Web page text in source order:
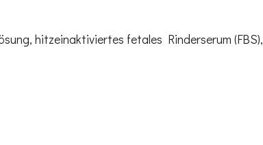
hitzeinaktiviertes fetales Rinderserum